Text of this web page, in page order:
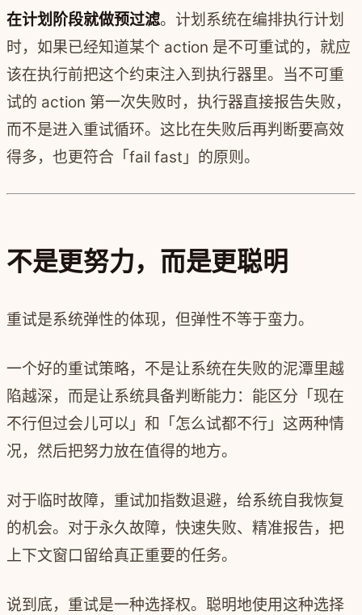
在计划阶段就做预过滤。计划系统在编排执行计划
时，如果已经知道某个 action 是不可重试的，就应
该在执行前把这个约束注入到执行器里。当不可重
试的 action 第一次失败时，执行器直接报告失败，
而不是进入重试循环。这比在失败后再判断要高效
得多，也更符合「fail fast」的原则。
不是更努力，而是更聪明
重试是系统弹性的体现，但弹性不等于蛮力。
一个好的重试策略，不是让系统在失败的泥潭里越
陷越深，而是让系统具备判断能力：能区分「现在
不行但过会儿可以」和「怎么试都不行」这两种情
况，然后把努力放在值得的地方。
对于临时故障，重试加指数退避，给系统自我恢复
的机会。对于永久故障，快速失败、精准报告，把
上下文窗口留给真正重要的任务。
说到底，重试是一种选择权。聪明地使用这种选择